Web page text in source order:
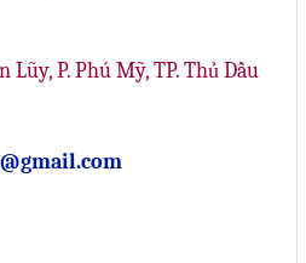
P. Phú Mỹ, TP. Thủ Dầu